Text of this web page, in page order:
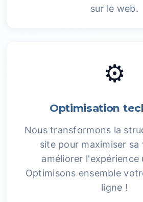
sur le web.
⚙️
Optimisation
Nous transformons la
site pour maximiser sa
améliorer l'expérience
Optimisons ensemble
ligne !